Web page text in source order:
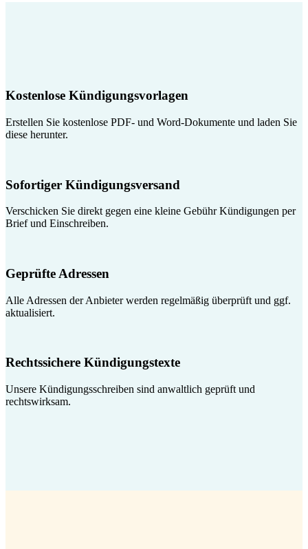
Kostenlose Kündigungsvorlagen
Erstellen Sie kostenlose PDF- und Word-Dokumente und laden Sie
diese herunter.
Sofortiger Kündigungsversand
Verschicken Sie direkt gegen eine kleine Gebühr Kündigungen per
Brief und Einschreiben.
Geprüfte Adressen
Alle Adressen der Anbieter werden regelmäßig überprüft und ggf.
aktualisiert.
Rechtssichere Kündigungstexte
Unsere Kündigungsschreiben sind anwaltlich geprüft und
rechtswirksam.